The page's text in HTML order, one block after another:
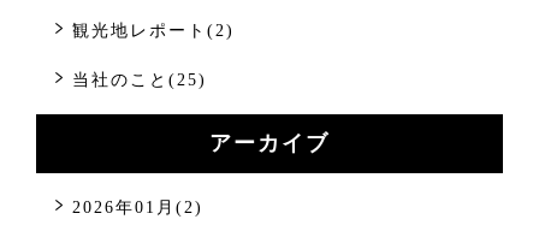
観光地レポート(2)
当社のこと(25)
アーカイブ
2026年01月(2)